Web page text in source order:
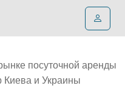
посуточной аренды
Киева и Украины